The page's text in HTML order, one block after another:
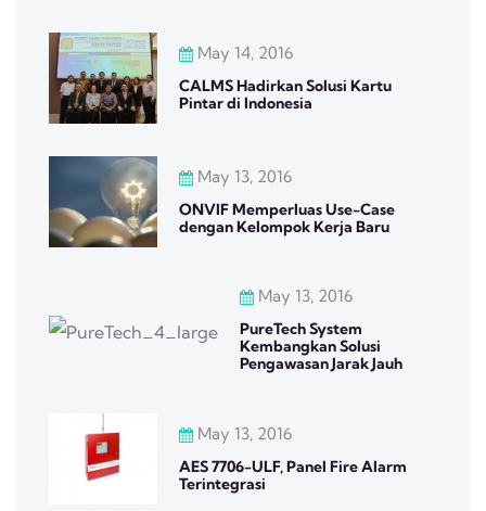
May 14, 2016
CALMS Hadirkan Solusi Kartu
Pintar di Indonesia
May 13, 2016
ONVIF Memperluas Use-Case
dengan Kelompok Kerja Baru
May 13, 2016
PureTech System
Kembangkan Solusi
Pengawasan Jarak Jauh
May 13, 2016
AES 7706-ULF, Panel Fire Alarm
Terintegrasi